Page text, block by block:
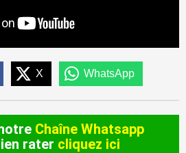
X WhatsApp
Chaîne Whatsapp
rater cliquez ici